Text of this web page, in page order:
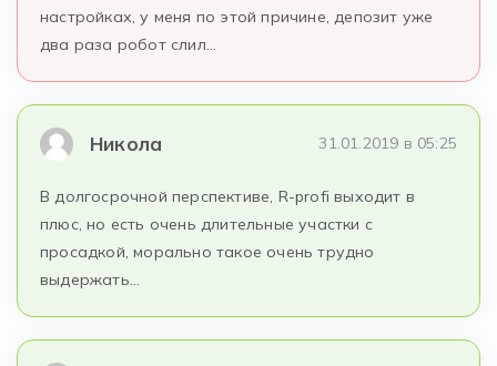
настройках, у меня по этой причине, депозит уже
два раза робот слил…
Никола 31.01.2019 в 05:25
В долгосрочной перспективе, R-profi выходит в
плюс, но есть очень длительные участки с
просадкой, морально такое очень трудно
выдержать…